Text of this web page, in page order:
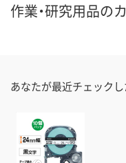
作業・研究用品の
あなたが最近チェック